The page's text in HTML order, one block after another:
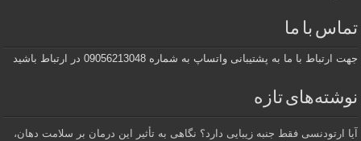
تماس با ما
جهت ارتباط با ما به پشتیبانی واتساپ به شماره 09056213048 در ارتباط باشید
نوشته‌های تازه
آیا ارتودنسی فقط جنبه زیبایی دارد؟ نگاهی به تأثیر این درمان بر سلامت دهان،